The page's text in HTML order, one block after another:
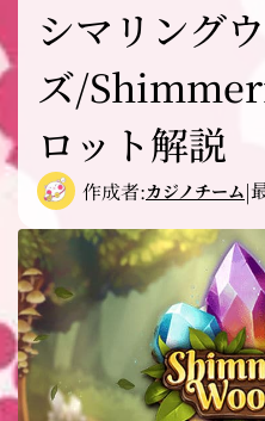
支払い方法
カジノゲーム解説
シマリング
ズ/
ロット解説
作成者:カジノチーム|